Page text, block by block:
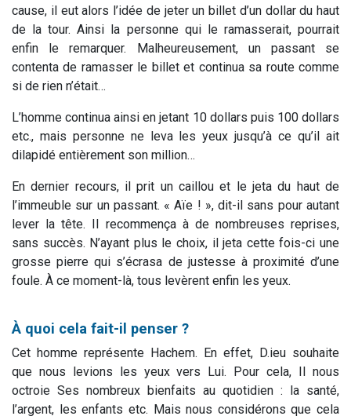
cause, il eut alors l’idée de jeter un billet d’un dollar du haut
de la tour. Ainsi la personne qui le ramasserait, pourrait
enfin le remarquer. Malheureusement, un passant se
contenta de ramasser le billet et continua sa route comme
si de rien n’était…
L’homme continua ainsi en jetant 10 dollars puis 100 dollars
etc., mais personne ne leva les yeux jusqu’à ce qu’il ait
dilapidé entièrement son million…
En dernier recours, il prit un caillou et le jeta du haut de
l’immeuble sur un passant. « Aïe ! », dit-il sans pour autant
lever la tête. Il recommença à de nombreuses reprises,
sans succès. N’ayant plus le choix, il jeta cette fois-ci une
grosse pierre qui s’écrasa de justesse à proximité d’une
foule. À ce moment-là, tous levèrent enfin les yeux.
À quoi cela fait-il penser ?
Cet homme représente Hachem. En effet, D.ieu souhaite
que nous levions les yeux vers Lui. Pour cela, Il nous
octroie Ses nombreux bienfaits au quotidien : la santé,
l’argent, les enfants etc. Mais nous considérons que cela